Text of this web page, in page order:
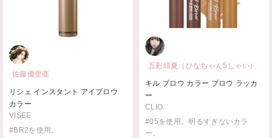
五彩緋夏（ひなちゃん5しゃい）
キル ブロウ カラー ブロウ ラッカ
ー
CLIO
#05を使用。明るすぎないカラ
ー。
佐藤優里亜
リシェ インスタント アイブロウ
カラー
VISEE
#BR2を使用。